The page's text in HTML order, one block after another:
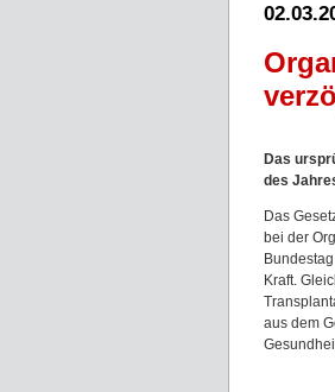
Das
des
Das
bei der
Kraft.
aus dem